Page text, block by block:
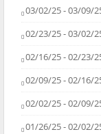
03/02/25 - 03/09/
02/23/25 - 03/02/
02/16/25 - 02/23/
02/09/25 - 02/16/
02/02/25 - 02/09/
01/26/25 - 02/02/